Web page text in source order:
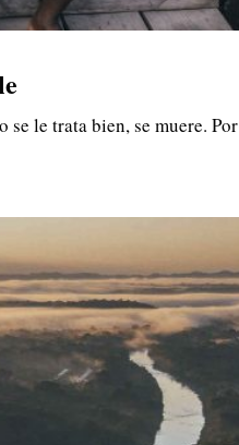
le trata bien, se muere.